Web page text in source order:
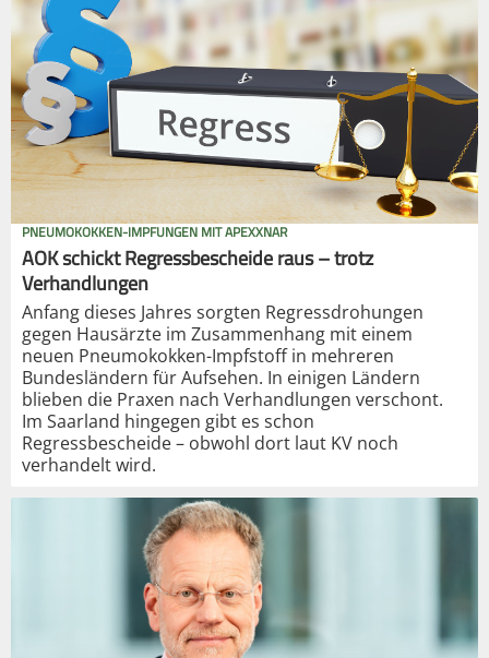
PNEUMOKOKKEN-IMPFUNGEN MIT APEXXNAR
AOK schickt Regressbescheide raus – trotz
Verhandlungen
Anfang dieses Jahres sorgten Regressdrohungen
gegen Hausärzte im Zusammenhang mit einem
neuen Pneumokokken-Impfstoff in mehreren
Bundesländern für Aufsehen. In einigen Ländern
blieben die Praxen nach Verhandlungen verschont.
Im Saarland hingegen gibt es schon
Regressbescheide – obwohl dort laut KV noch
verhandelt wird.